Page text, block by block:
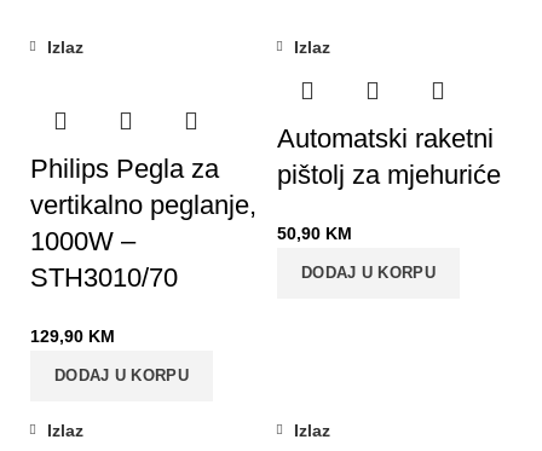
Izlaz
Philips Pegla za
vertikalno peglanje,
1000W –
STH3010/70
129,90 KM
DODAJ U KORPU
Izlaz
Automatski raketni
pištolj za mjehuriće
50,90 KM
DODAJ U KORPU
Izlaz Izlaz